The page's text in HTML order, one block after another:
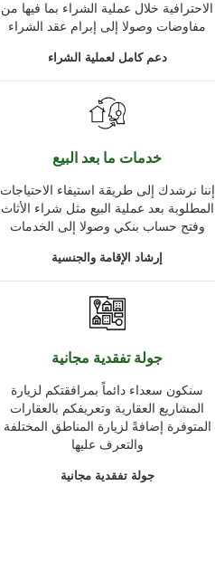
الاحترافية خلال عملية الشراء بما فيها من
مفاوضات وصولا إلى إبرام عقد الشراء
دعم كامل لعملية الشراء
خدمات ما بعد البيع
إننا نرشدك إلى طريقة استيفاء الاحتياجات
المطلوبة بعد عملية البيع مثل شراء الأثاث
وفتح حساب بنكي وصولا إلى الخدمات
إرشاد الإقامة والجنسية
جولة تفقدية مجانية
سنكون سعداء دائماً بمرافقتكم لزيارة
المشاريع العقارية وتعريفكم بالعقارات
المتوفرة إضافةً لزيارة المناطق المختلفة
والتعرف عليها
جولة تفقدية مجانية